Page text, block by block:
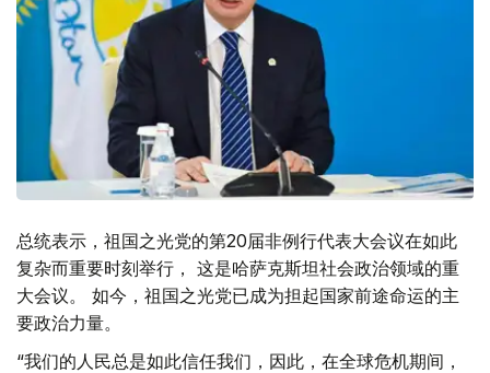
总统表示，祖国之光党的第20届非例行代表大会议在如此
复杂而重要时刻举行， 这是哈萨克斯坦社会政治领域的重
大会议。 如今，祖国之光党已成为担起国家前途命运的主
要政治力量。
“我们的人民总是如此信任我们，因此，在全球危机期间，